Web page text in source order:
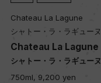
Chateau La Lagune
シャトー・ラ・ラギューヌ
Chateau La Lagune
シャトー・ラ・ラギューヌ
750ml, 9,200 yen